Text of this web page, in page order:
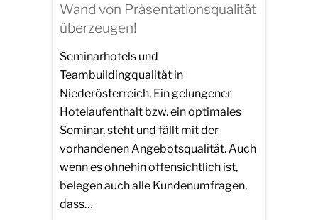
Wand von Präsentationsqualität
überzeugen!
Seminarhotels und
Teambuildingqualität in
Niederösterreich, Ein gelungener
Hotelaufenthalt bzw. ein optimales
Seminar, steht und fällt mit der
vorhandenen Angebotsqualität. Auch
wenn es ohnehin offensichtlich ist,
belegen auch alle Kundenumfragen,
dass…